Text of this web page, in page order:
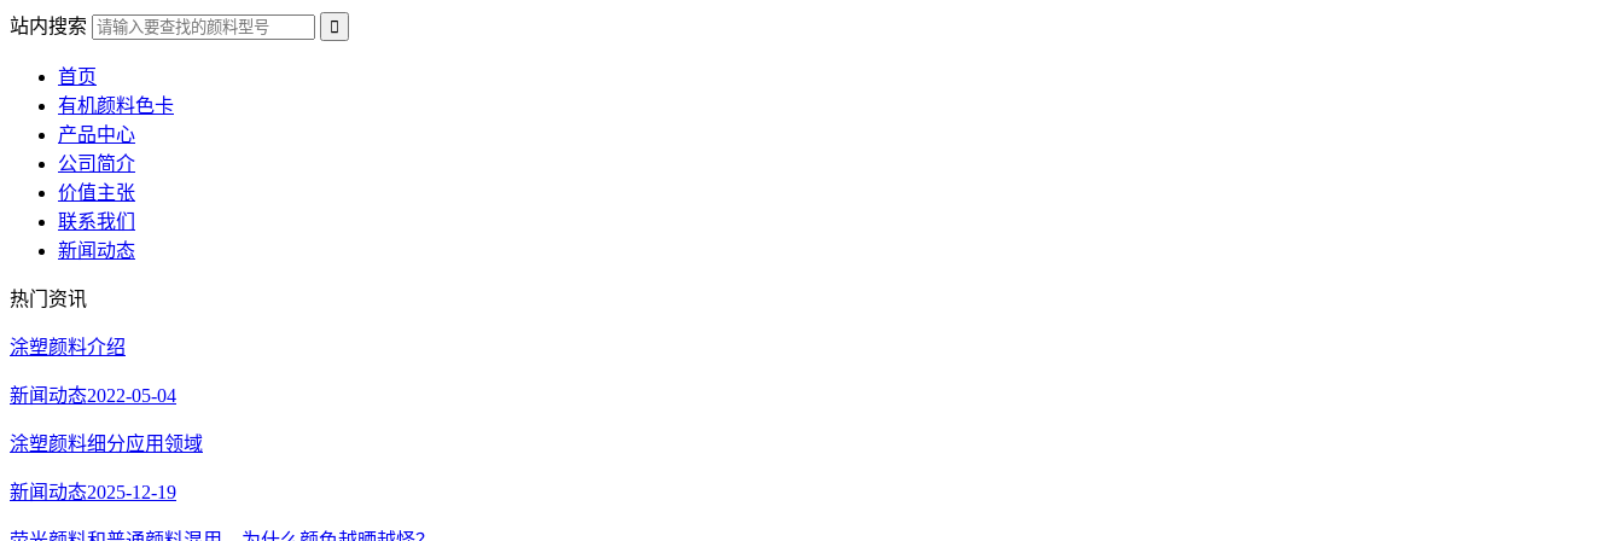
站内搜索
首页
有机颜料色卡
产品中心
公司简介
价值主张
联系我们
新闻动态
热门资讯
涂塑颜料介绍
新闻动态2022-05-04
涂塑颜料细分应用领域
新闻动态2025-12-19